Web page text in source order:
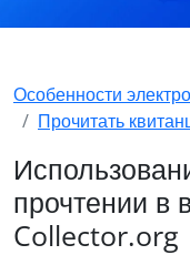
Особенности
Прочитать
прочтении в
Collector.org